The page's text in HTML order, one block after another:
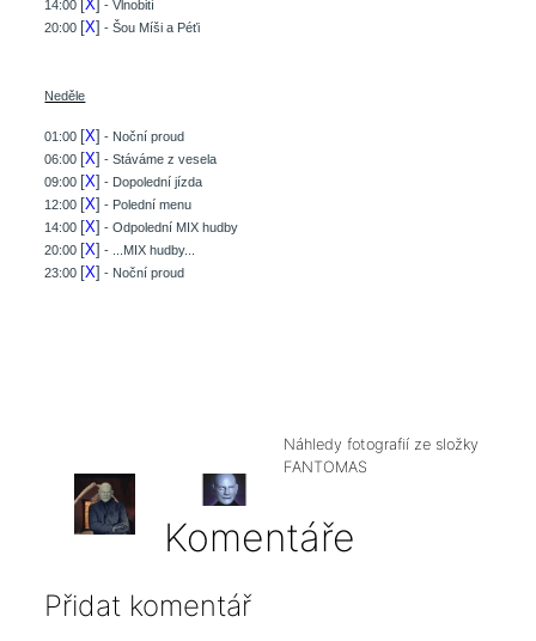
14:00 [X - Vlnobití
20:00 [X] - Šou Míši a Péťi
Neděle
01:00 [X] - Noční proud
06:00 [X] - Stáváme z vesela
09:00 [X] - Dopolední jízda
12:00 [X] - Polední menu
14:00 [X] - Odpolední MIX hudby
20:00 [X] - ...MIX hudby...
23:00 [X] - Noční proud
Náhledy fotografií ze složky
FANTOMAS
Komentáře
Přidat komentář